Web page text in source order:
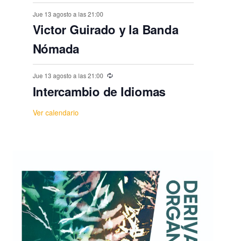
Jue 13 agosto a las 21:00
Victor Guirado y la Banda
Nómada
Jue 13 agosto a las 21:00
Intercambio de Idiomas
Ver calendario